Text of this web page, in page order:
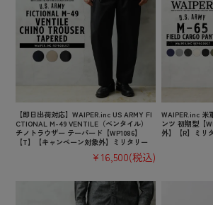
【即日出荷対応】WAIPER.inc US ARMY FI
CTIONAL M-49 VENTILE（ベンタイル）
チノトラウザー テーパード【WP1086】
【T】【キャンペーン対象外】ミリタリー
¥16,500(税込)
WAIPER.inc 米
ンツ 初期型【
外】【R】ミリ